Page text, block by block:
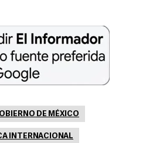
DE MÉXICO
INTERNACIONAL